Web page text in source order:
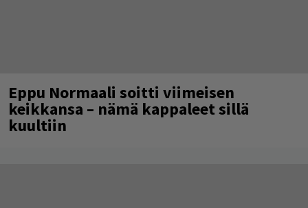
Eppu Normaali soitti viimeisen
keikkansa – nämä kappaleet sillä
kuultiin